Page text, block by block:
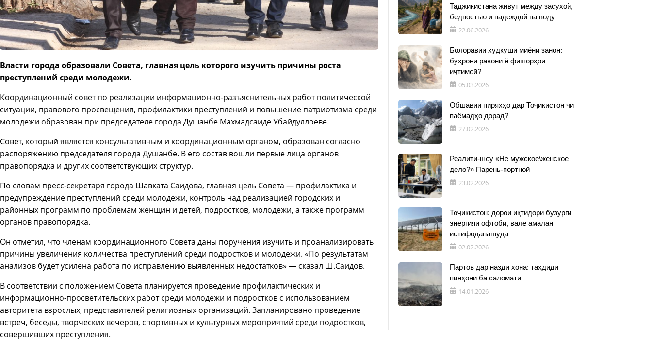
Власти города образовали Совета, главная цель которого изучить причины роста
преступлений среди молодежи.
Координационный совет по реализации информационно-разъяснительных работ политической
ситуации, правового просвещения, профилактики преступлений и повышение патриотизма среди
молодежи образован при председателе города Душанбе Махмадсаиде Убайдуллоеве.
Совет, который является консультативным и координационным органом, образован согласно
распоряжению председателя города Душанбе. В его состав вошли первые лица органов
правопорядка и других соответствующих структур.
По словам пресс-секретаря города Шавката Саидова, главная цель Совета — профилактика и
предупреждение преступлений среди молодежи, контроль над реализацией городских и
районных программ по проблемам женщин и детей, подростков, молодежи, а также программ
органов правопорядка.
Он отметил, что членам координационного Совета даны поручения изучить и проанализировать
причины увеличения количества преступлений среди подростков и молодежи. «По результатам
анализов будет усилена работа по исправлению выявленных недостатков» — сказал Ш.Саидов.
В соответствии с положением Совета планируется проведение профилактических и
информационно-просветительских работ среди молодежи и подростков с использованием
авторитета взрослых, представителей религиозных организаций. Запланировано проведение
встреч, беседы, творческих вечеров, спортивных и культурных мероприятий среди подростков,
совершивших преступления.
Таджикистана живут между засухой,
бедностью и надеждой на воду
22.06.2026
Болоравии худкушӣ миёни занон:
бӯҳрони равонӣ ё фишорҳои
иҷтимоӣ?
05.03.2026
Обшавии пиряхҳо дар Тоҷикистон чӣ
паёмадҳо дорад?
27.02.2026
Реалити-шоу «Не мужское\женское
дело?» Парень-портной
23.02.2026
Тоҷикистон: дорои иқтидори бузурги
энергияи офтобӣ, вале амалан
истифоданашуда
02.02.2026
Партов дар назди хона: таҳдиди
пинҳонӣ ба саломатӣ
14.01.2026